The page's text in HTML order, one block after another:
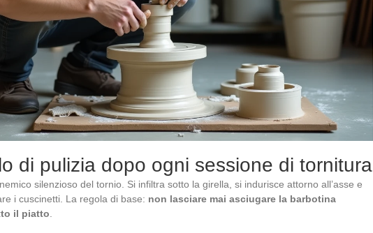
di pulizia dopo ogni sessione di tornitura
silenzioso del tornio. Si infiltra sotto la girella, si indurisce attorno all’asse e
i cuscinetti. La regola di base: non lasciare mai asciugare la barbotina
il piatto.